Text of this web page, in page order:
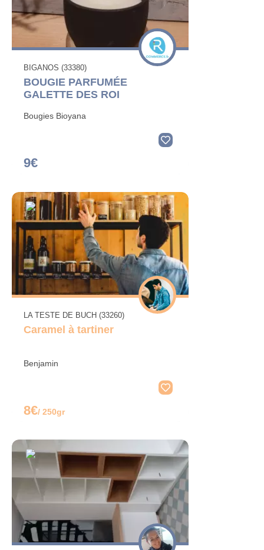
BIGANOS (33380)
BOUGIE PARFUMÉE
GALETTE DES ROI
Bougies Bioyana
9€
LA TESTE DE BUCH (33260)
Caramel à tartiner
Benjamin
8€/ 250gr